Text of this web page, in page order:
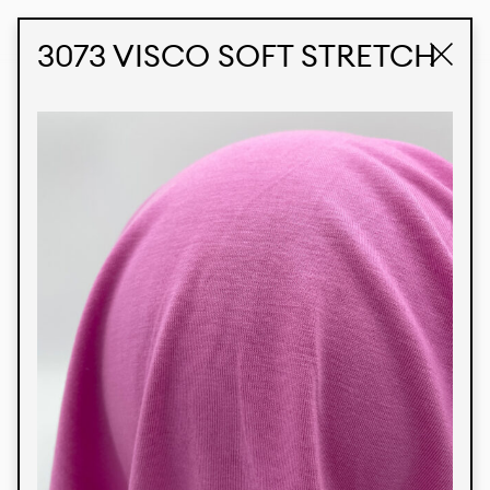
3073 VISCO SOFT STRETCH
Produtos
Temos orgulho de expressar nossa identidade
brasileira por meio de nossos tecidos e estampas
personalizadas, trabalhando em colaboração
com nossos clientes e dando vida aos seus
conceitos e criações. Nossa extensa linha de
produtos tem opções para diferentes mercados.
Oferecemos também tecidos ecológicos e
tecnológicos que podem ser acabados em
qualquer cor sólida ou impressão digital.
Cores